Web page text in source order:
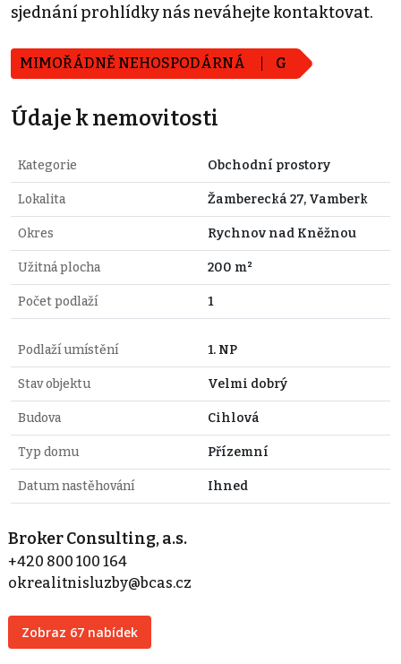
sjednání prohlídky nás neváhejte kontaktovat.
MIMOŘÁDNĚ NEHOSPODÁRNÁ G
Údaje k nemovitosti
Kategorie Obchodní prostory
Lokalita Žamberecká 27, Vamberk
Okres Rychnov nad Kněžnou
Užitná plocha 200 m²
Počet podlaží 1
Podlaží umístění 1. NP
Stav objektu Velmi dobrý
Budova Cihlová
Typ domu Přízemní
Datum nastěhování Ihned
Broker Consulting, a.s.
+420 800 100 164
okrealitnisluzby@bcas.cz
Zobraz 67 nabídek